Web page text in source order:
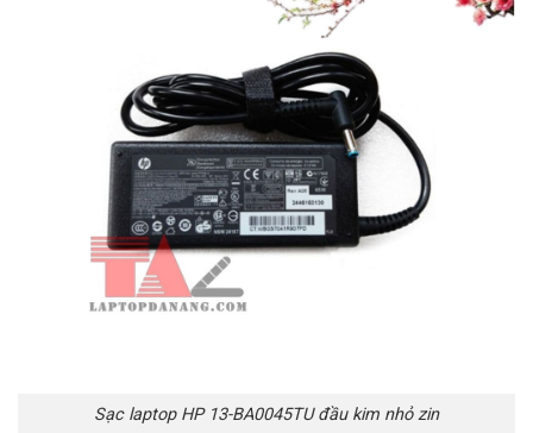
Sạc laptop HP 13-BA0045TU đầu kim nhỏ zin